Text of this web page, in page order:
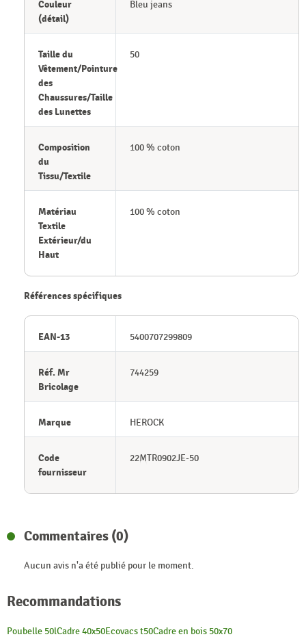
Couleur
(détail)
Bleu jeans
Taille du
Vêtement/Pointure
des
Chaussures/Taille
des Lunettes
50
Composition
du
Tissu/Textile
100 % coton
Matériau
Textile
Extérieur/du
Haut
100 % coton
Références spécifiques
EAN-13 5400707299809
Réf. Mr
Bricolage
744259
Marque HEROCK
Code
fournisseur
22MTR0902JE-50
Commentaires (0)
Aucun avis n'a été publié pour le moment.
Recommandations
Poubelle 50lCadre 40x50Ecovacs t50Cadre en bois 50x70